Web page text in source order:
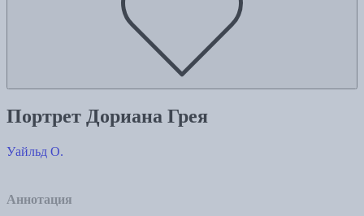
Портрет Дориана Грея
Уайльд О.
Аннотация